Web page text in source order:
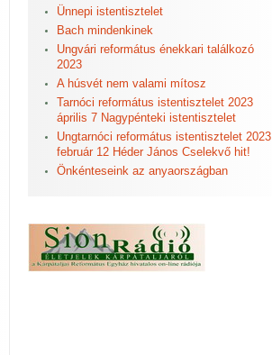
Ünnepi istentisztelet
Bach mindenkinek
Ungvári református énekkari találkozó
2023
A húsvét nem valami mítosz
Tarnóci református istentisztelet 2023
április 7 Nagypénteki istentisztelet
Ungtarnóci református istentisztelet 2023
február 12 Héder János Cselekvő hit!
Önkénteseink az anyaországban